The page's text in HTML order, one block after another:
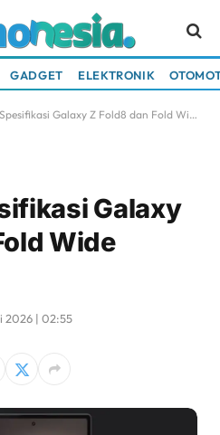
GADGET ELEKTRONIK
Galaxy Z Fold8 dan Fold Wide Terungkap!
Galaxy
Wide
2026 | 02:55